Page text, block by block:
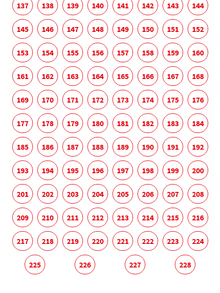
137 138 139 140 141 142 143 144
145 146 147 148 149 150 151 152
153 154 155 156 157 158 159 160
161 162 163 164 165 166 167 168
169 170 171 172 173 174 175 176
177 178 179 180 181 182 183 184
185 186 187 188 189 190 191 192
193 194 195 196 197 198 199 200
201 202 203 204 205 206 207 208
209 210 211 212 213 214 215 216
217 218 219 220 221 222 223 224
225 226 227 228